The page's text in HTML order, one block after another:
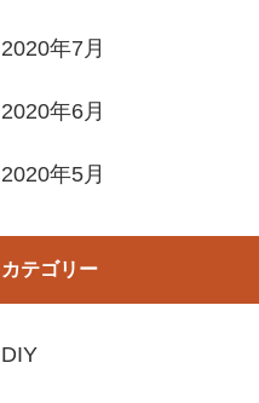
2020年7月
2020年6月
2020年5月
カテゴリー
DIY